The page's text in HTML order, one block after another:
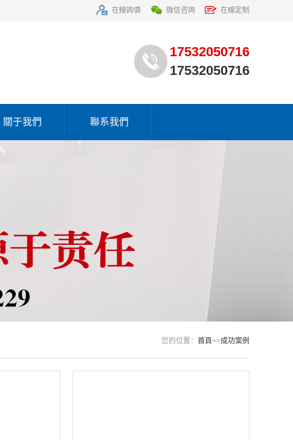
在線詢價 微信咨詢 在線定制
17532050716
17532050716
關于我們 聯系我們
您的位置： 首頁>>成功案例